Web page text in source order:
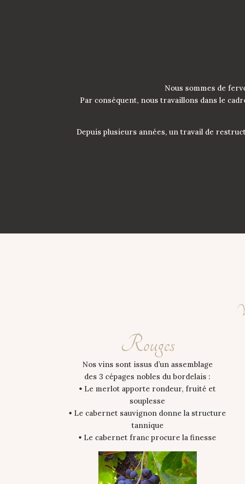
Nous sommes de
Par conséquent, nous travaillons dans le
Depuis plusieurs années, un travail de
Rouges
Nos vins sont issus d’un assemblage
des 3 cépages nobles du bordelais :
• Le merlot apporte rondeur, fruité et
souplesse
• Le cabernet sauvignon donne la structure
tannique
• Le cabernet franc procure la finesse